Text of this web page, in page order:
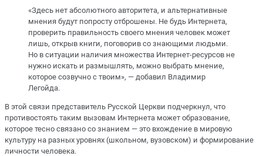
«Здесь нет абсолютного авторитета, и альтернативные
мнения будут попросту отброшены. Не будь Интернета,
проверить правильность своего мнения человек может
лишь, открыв книги, поговорив со знающими людьми.
Но в ситуации наличия множества Интернет-ресурсов не
нужно искать и размышлять, можно выбрать мнение,
которое созвучно с твоим», — добавил Владимир
Легойда.
В этой связи представитель Русской Церкви подчеркнул, что
противостоять таким вызовам Интернета может образование,
которое тесно связано со знанием — это вхождение в мировую
культуру на разных уровнях (школьном, вузовском) и формирование
личности человека.